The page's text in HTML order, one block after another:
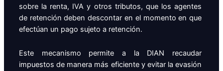
sobre la renta, IVA y otros tributos, que los agentes
de retención deben descontar en el momento en que
efectúan un pago sujeto a retención.
Este mecanismo permite a la DIAN recaudar
impuestos de manera más eficiente y evitar la evasión